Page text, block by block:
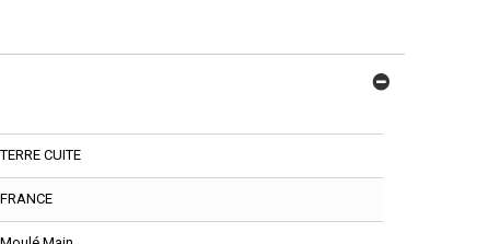
TERRE CUITE
FRANCE